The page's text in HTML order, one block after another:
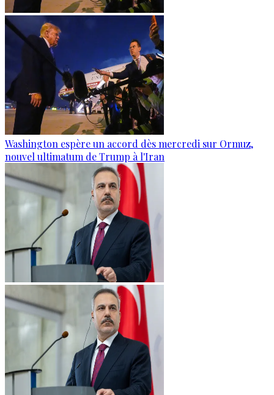
Washington espère un accord dès mercredi sur Ormuz,
nouvel ultimatum de Trump à l'Iran